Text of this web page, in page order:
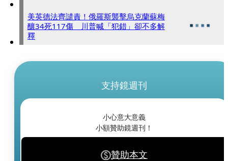
美英德法齊譴責！俄羅斯襲擊烏克蘭蘇梅
釀34死117傷 川普喊「犯錯」卻不多解
釋
支持鏡週刊
小心意大意義
小額贊助鏡週刊！
贊助本文